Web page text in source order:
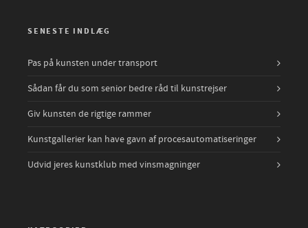
SENESTE INDLÆG
Pas på kunsten under transport
Sådan får du som senior bedre råd til kunstrejser
Giv kunsten de rigtige rammer
Kunstgallerier kan have gavn af procesautomatiseringer
Udvid jeres kunstklub med vinsmagninger